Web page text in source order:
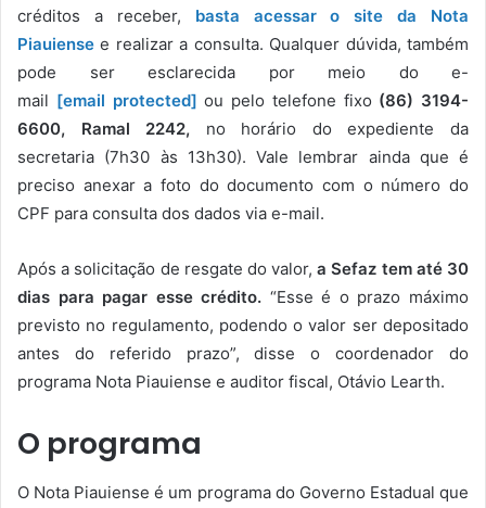
créditos a receber,
basta acessar osite da Nota
Piauiense e realizar a consulta. Qualquer dúvida, também
pode ser esclarecida por meio do e-
mail [email protected] ou pelo telefone fixo (86) 3194-
6600, Ramal 2242, no horário do expediente da
secretaria (7h30 às 13h30). Vale lembrar ainda que é
preciso anexar a foto do documento com o número do
CPF para consulta dos dados via e-mail.
Após a solicitação de resgate do valor, a Sefaz tem até 30
dias para pagar esse crédito. “Esse é o prazo máximo
previsto no regulamento, podendo o valor ser depositado
antes do referido prazo”, disse o coordenador do
programa Nota Piauiense e auditor fiscal, Otávio Learth.
O programa
O Nota Piauiense é um programa do Governo Estadual que